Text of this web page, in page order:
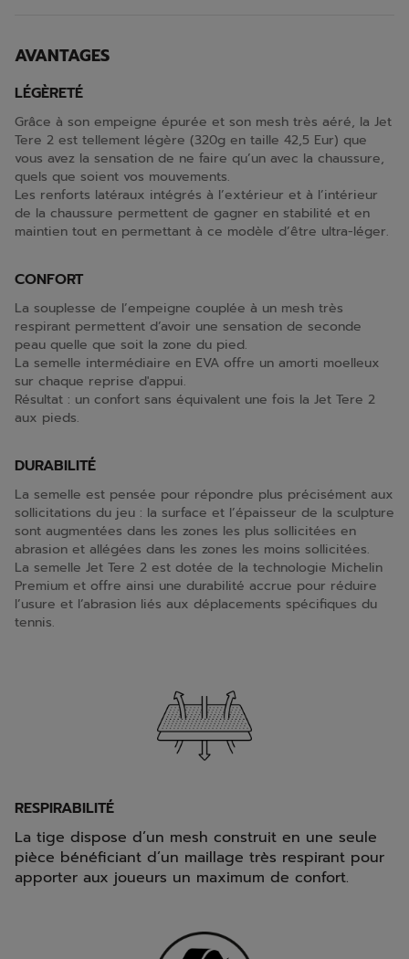
AVANTAGES
LÉGÈRETÉ
Grâce à son empeigne épurée et son mesh très aéré, la Jet
Tere 2 est tellement légère (320g en taille 42,5 Eur) que
vous avez la sensation de ne faire qu’un avec la chaussure,
quels que soient vos mouvements.
Les renforts latéraux intégrés à l’extérieur et à l’intérieur
de la chaussure permettent de gagner en stabilité et en
maintien tout en permettant à ce modèle d’être ultra-léger.
CONFORT
La souplesse de l’empeigne couplée à un mesh très
respirant permettent d’avoir une sensation de seconde
peau quelle que soit la zone du pied.
La semelle intermédiaire en EVA offre un amorti moelleux
sur chaque reprise d'appui.
Résultat : un confort sans équivalent une fois la Jet Tere 2
aux pieds.
DURABILITÉ
La semelle est pensée pour répondre plus précisément aux
sollicitations du jeu : la surface et l’épaisseur de la sculpture
sont augmentées dans les zones les plus sollicitées en
abrasion et allégées dans les zones les moins sollicitées.
La semelle Jet Tere 2 est dotée de la technologie Michelin
Premium et offre ainsi une durabilité accrue pour réduire
l’usure et l’abrasion liés aux déplacements spécifiques du
tennis.
RESPIRABILITÉ
La tige dispose d’un mesh construit en une seule
pièce bénéficiant d’un maillage très respirant pour
apporter aux joueurs un maximum de confort.